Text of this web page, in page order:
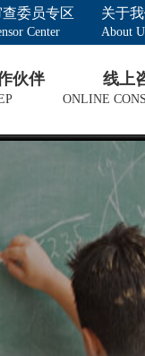
查委员专区
Center
关于
About
伙伴 线上
ONLINE